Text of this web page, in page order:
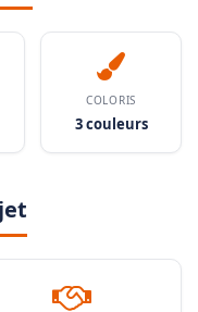
COLORIS
3 couleurs